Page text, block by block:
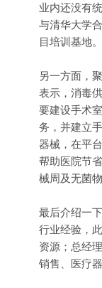
业内还没有
与清华大学
目培训基地。
另一方面，
表示，消毒
要建设手术
务，并建立
器械，在平
帮助医院节
械周及无菌
最后介绍一
行业经验，
资源；总经
销售、医疗